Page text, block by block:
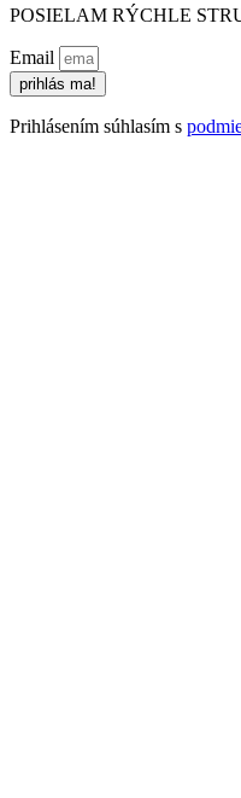
POSIELAM RÝCHLE
Email
prihlás ma!
Prihlásením súhlasím s